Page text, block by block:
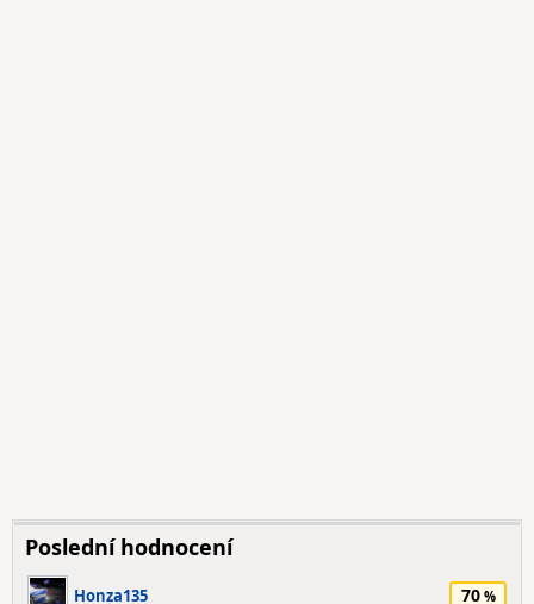
Poslední hodnocení
Honza135 70